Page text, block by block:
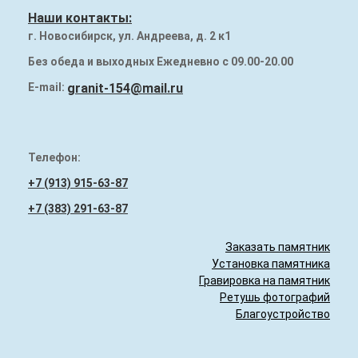
Наши работы
Памятники на могилу
Наши контакты:
г. Новосибирск, ул. Андреева, д. 2 к1
Без обеда и выходных Ежедневно с 09.00-20.00
E-mail: granit-154@mail.ru
Телефон:
+7 (913) 915-63-87
+7 (383) 291-63-87
Заказать памятник
Установка памятника
Гравировка на памятник
Ретушь фотографий
Благоустройство